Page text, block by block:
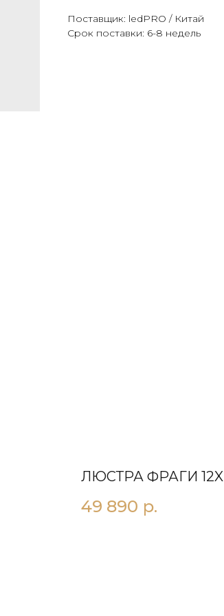
Поставщик: ledPRO / Китай
Срок поставки: 6-8 недель
ЛЮСТРА ФРАГИ 12X
49 890 р.